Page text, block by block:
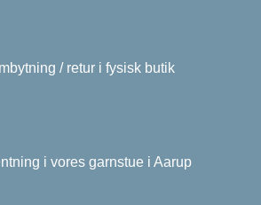
/ retur i fysisk butik
i vores garnstue i Aarup